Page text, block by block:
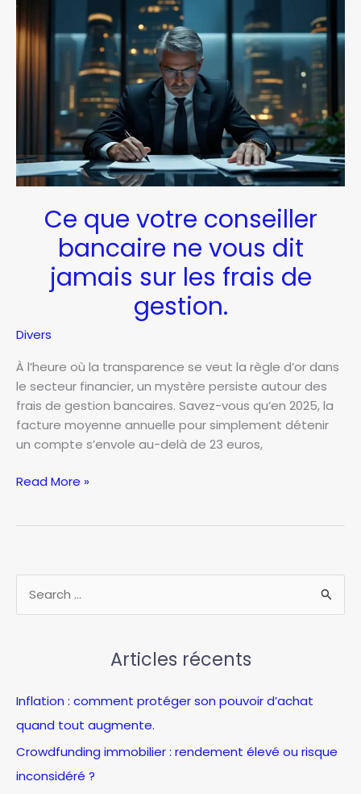
pour
devenir
courtier
indépendant.
Ce que votre conseiller
bancaire ne vous dit
jamais sur les frais de
gestion.
Divers
À l’heure où la transparence se veut la règle d’or dans
le secteur financier, un mystère persiste autour des
frais de gestion bancaires. Savez-vous qu’en 2025, la
facture moyenne annuelle pour simplement détenir
un compte s’envole au-delà de 23 euros,
Ce
ne
vous
dit
frais
gestion.
Read More »
r
c
h
e
Articles récents
Inflation : comment protéger son pouvoir d’achat
quand tout augmente.
Crowdfunding immobilier : rendement élevé ou risque
inconsidéré ?